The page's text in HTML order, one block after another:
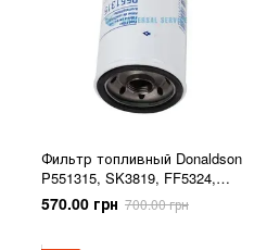
Фильтр топливный Donaldson
P551315, SK3819, FF5324,
BF7632/BF7634, WK8503,
33626
570.00 грн 700.00 грн